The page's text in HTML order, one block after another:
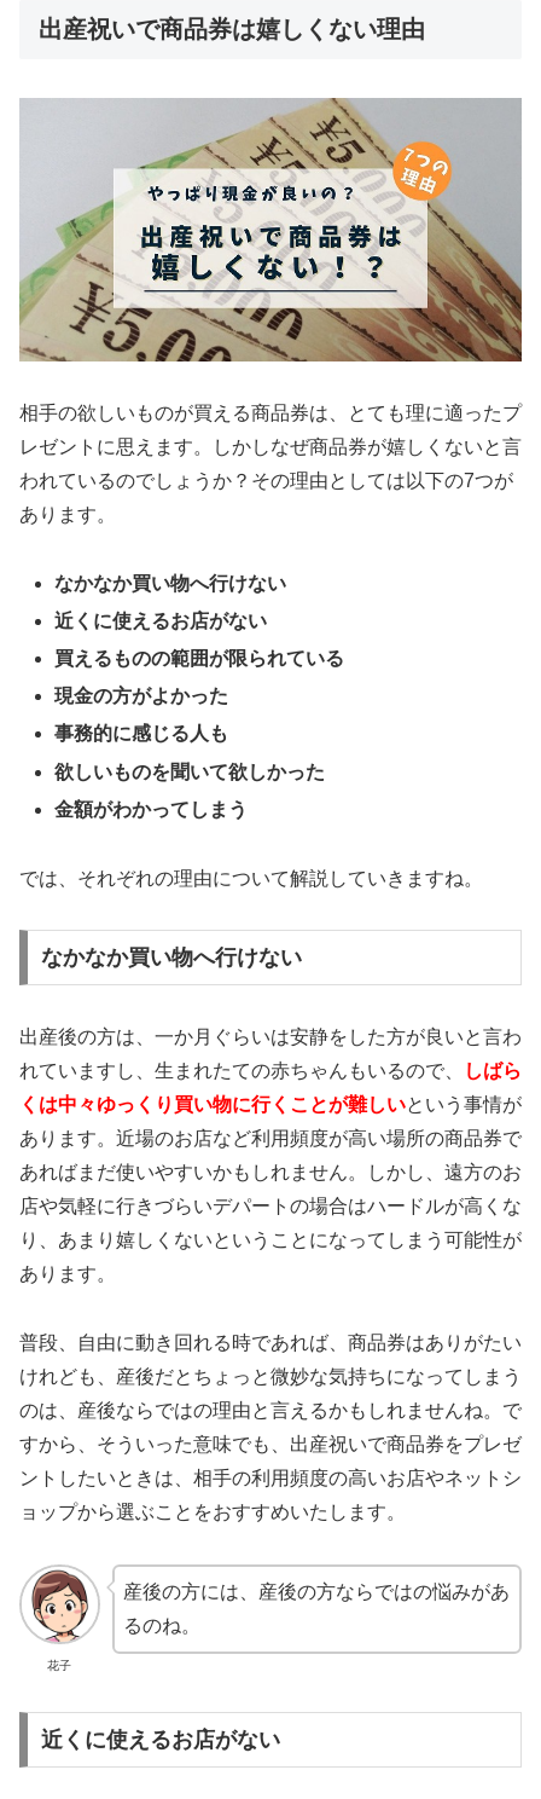
出産祝いで商品券は嬉しくない理由
相手の欲しいものが買える商品券は、とても理に適ったプ
レゼントに思えます。しかしなぜ商品券が嬉しくないと言
われているのでしょうか？その理由としては以下の7つが
あります。
なかなか買い物へ行けない
近くに使えるお店がない
買えるものの範囲が限られている
現金の方がよかった
事務的に感じる人も
欲しいものを聞いて欲しかった
金額がわかってしまう
では、それぞれの理由について解説していきますね。
なかなか買い物へ行けない
出産後の方は、一か月ぐらいは安静をした方が良いと言わ
れていますし、生まれたての赤ちゃんもいるので、
しばら
くは中々ゆっくり買い物に行くことが難しいという事情が
あります。近場のお店など利用頻度が高い場所の商品券で
あればまだ使いやすいかもしれません。しかし、遠方のお
店や気軽に行きづらいデパートの場合はハードルが高くな
り、あまり嬉しくないということになってしまう可能性が
あります。
普段、自由に動き回れる時であれば、商品券はありがたい
けれども、産後だとちょっと微妙な気持ちになってしまう
のは、産後ならではの理由と言えるかもしれませんね。で
すから、そういった意味でも、出産祝いで商品券をプレゼ
ントしたいときは、相手の利用頻度の高いお店やネットシ
ョップから選ぶことをおすすめいたします。
花子
産後の方には、産後の方ならではの悩みがあ
るのね。
近くに使えるお店がない